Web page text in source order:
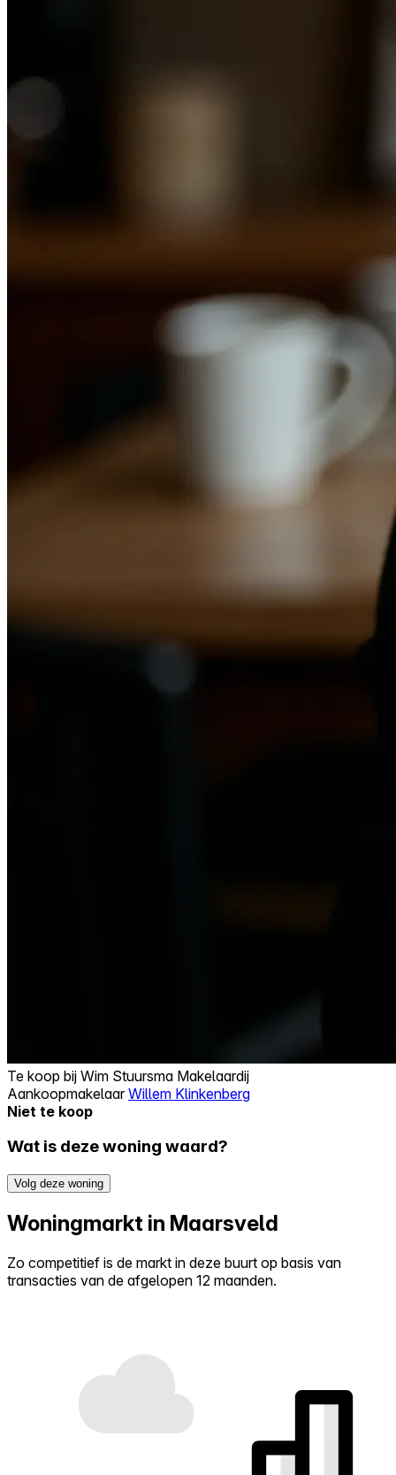
Te koop bij Wim Stuursma Makelaardij
AankoopmakelaarWillem Klinkenberg
Niet te koop
Wat is deze woning waard?
Volg deze woning
Woningmarkt in Maarsveld
Zo competitief is de markt in deze buurt op basis van
transacties van de afgelopen 12 maanden.